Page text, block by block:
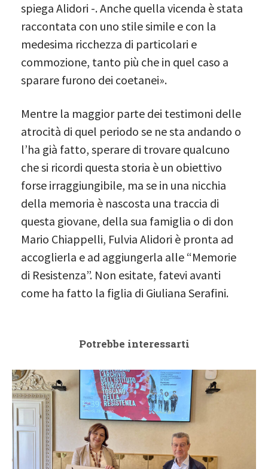
spiega Alidori -. Anche quella vicenda è stata
raccontata con uno stile simile e con la
medesima ricchezza di particolari e
commozione, tanto più che in quel caso a
sparare furono dei coetanei».
Mentre la maggior parte dei testimoni delle
atrocità di quel periodo se ne sta andando o
l’ha già fatto, sperare di trovare qualcuno
che si ricordi questa storia è un obiettivo
forse irraggiungibile, ma se in una nicchia
della memoria è nascosta una traccia di
questa giovane, della sua famiglia o di don
Mario Chiappelli, Fulvia Alidori è pronta ad
accoglierla e ad aggiungerla alle “Memorie
di Resistenza”. Non esitate, fatevi avanti
come ha fatto la figlia di Giuliana Serafini.
Potrebbe interessarti